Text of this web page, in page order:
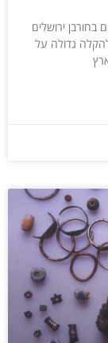
בחורבן ירושלים
בוודאי להקלה גדולה על